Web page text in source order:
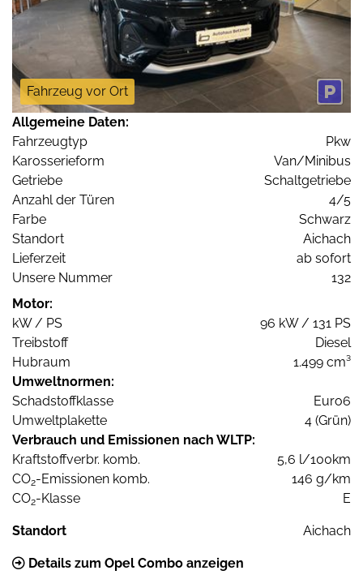
Fahrzeug vor Ort
Allgemeine Daten:
Fahrzeugtyp
Pkw
Karosserieform
Van/Minibus
Getriebe
Schaltgetriebe
Anzahl der Türen
4/5
Farbe
Schwarz
Standort
Aichach
Lieferzeit
ab sofort
Unsere Nummer
132
Motor:
kW / PS
96 kW / 131 PS
Treibstoff
Diesel
Hubraum
1.499 cm³
Umweltnormen:
Schadstoffklasse
Euro6
Umweltplakette
4 (Grün)
Verbrauch und Emissionen nach WLTP:
Kraftstoffverbr. komb.
5,6 l/100km
CO2-Emissionen komb.
146 g/km
CO2-Klasse E
Standort Aichach
Details zum Opel Combo anzeigen